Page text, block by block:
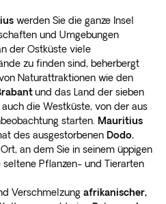
werden Sie die ganze Insel
und Umgebungen
der Ostküste viele
zu finden sind, beherbergt
Naturattraktionen wie den
und das Land der sieben
auch die Westküste, von der aus
starten. Mauritius
des ausgestorbenen Dodo.
an dem Sie in seinem üppigen
Pflanzen- und Tierarten
Verschmelzung afrikanischer,